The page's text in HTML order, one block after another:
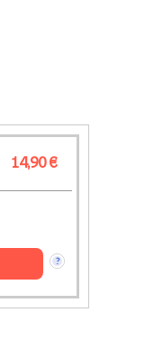
14,90 €
?